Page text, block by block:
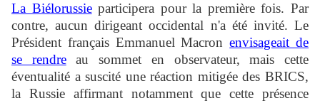
La Biélorussieparticipera pour la première fois. Par
contre, aucun dirigeant occidental n'a été invité. Le
Président français Emmanuel Macronenvisageait de
se rendreau sommet en observateur, mais cette
éventualité a suscité une réaction mitigée des BRICS,
la Russie affirmant notamment que cette présence